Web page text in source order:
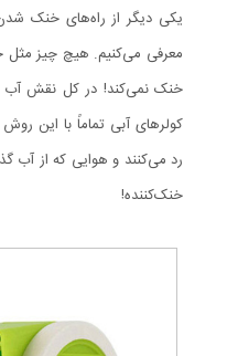
یکی دیگر از راه‌های خنک
معرفی می‌کنیم. هیچ چیز مثل
خنک نمی‌کند! در کل نقش آب
کولرهای آبی تماماً با این
رد می‌کنند و هوایی که از
خنک‌کننده!